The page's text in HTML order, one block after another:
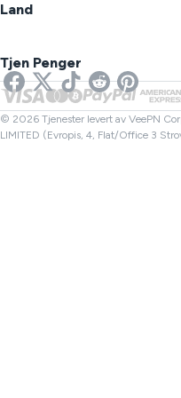
Innstillinger for
VPN for strømming
Netflix VPN
Skjul IP-en din
Online SMS
Lenkesjekker
Filkontroller
Land
UK VPN
Canada VPN
Tyrkia VPN
Tjen Penger
Partnere
© 2026 Tjenester levert av VeePN
LIMITED (Evropis, 4, Flat/Office 3